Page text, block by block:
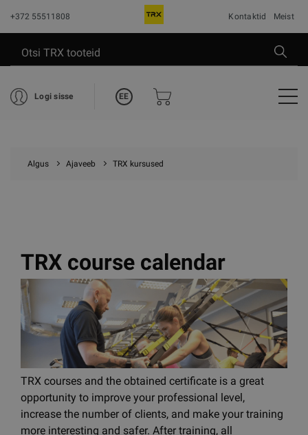
+372 55511808 Kontaktid Meist
Logi sisse EE
Algus Ajaveeb TRX kursused
TRX course calendar
TRX courses and the obtained certificate is a great
opportunity to improve your professional level,
increase the number of clients, and make your training
more interesting and safer. After training, all